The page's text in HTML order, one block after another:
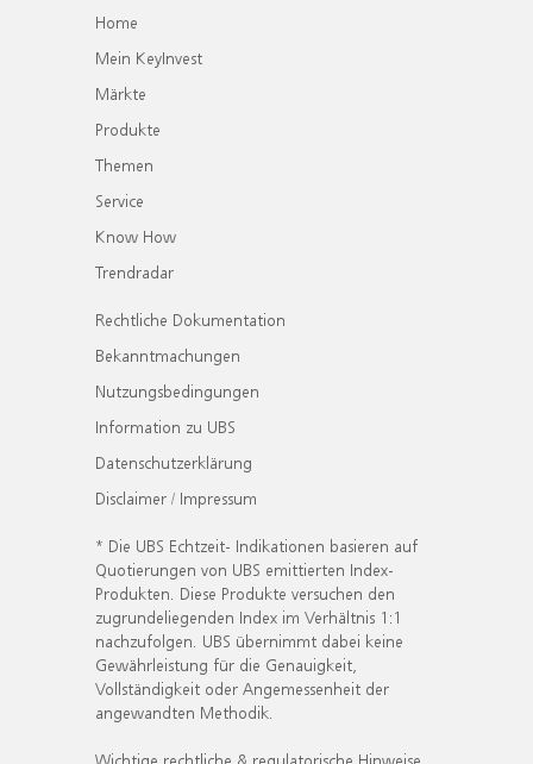
Home
Mein KeyInvest
Märkte
Produkte
Themen
Service
Know How
Trendradar
Rechtliche Dokumentation
Bekanntmachungen
Nutzungsbedingungen
Information zu UBS
Datenschutzerklärung
Disclaimer / Impressum
* Die UBS Echtzeit- Indikationen basieren auf
Quotierungen von UBS emittierten Index-
Produkten. Diese Produkte versuchen den
zugrundeliegenden Index im Verhältnis 1:1
nachzufolgen. UBS übernimmt dabei keine
Gewährleistung für die Genauigkeit,
Vollständigkeit oder Angemessenheit der
angewandten Methodik.